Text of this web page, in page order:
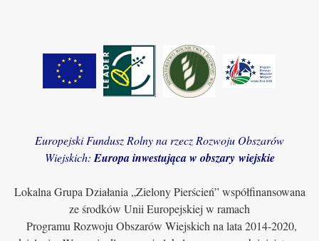
Europejski Fundusz Rolny na rzecz Rozwoju Obszarów
Wiejskich: Europa inwestująca w obszary wiejskie
Lokalna Grupa Działania „Zielony Pierścień” współfinansowana
ze środków Unii Europejskiej w ramach
Programu Rozwoju Obszarów Wiejskich na lata 2014-2020,